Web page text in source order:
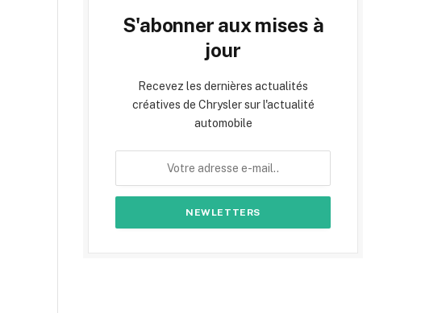
S'abonner aux mises à
jour
Recevez les dernières actualités
créatives de Chrysler sur l'actualité
automobile